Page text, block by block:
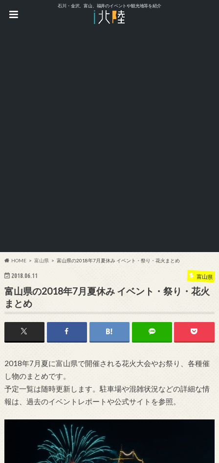
石川・金沢、富山、福井のイベントや観光地等を紹介
HOME 富山県 富山県の2018年7月夏休み イベント・祭り・花火まとめ
2018.06.11 富山県
富山県の2018年7月夏休み イベント・祭り・花火
まとめ
2018年7月夏に富山県で開催される花火大会やお祭り、各種催
し物のまとめです。
予定一覧は随時更新します。駐車場や混雑状況などの詳細な情
報は、過去のイベントレポートや公式サイトを参照。